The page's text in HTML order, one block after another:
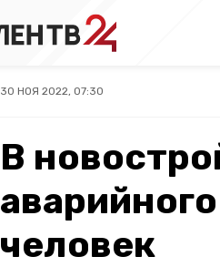
30 НОЯ 2022, 07:30
В
человек